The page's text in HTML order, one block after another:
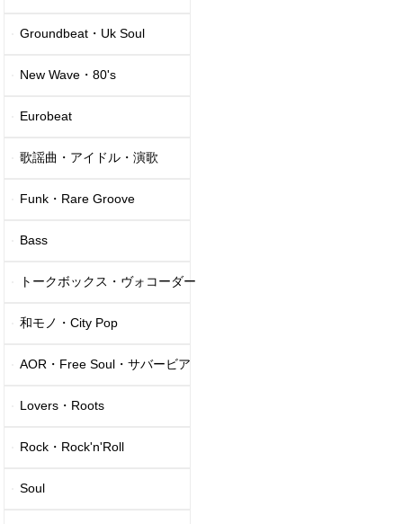
Groundbeat・Uk Soul
New Wave・80's
Eurobeat
歌謡曲・アイドル・演歌
Funk・Rare Groove
Bass
トークボックス・ヴォコーダー
和モノ・City Pop
AOR・Free Soul・サバービア
Lovers・Roots
Rock・Rock'n'Roll
Soul